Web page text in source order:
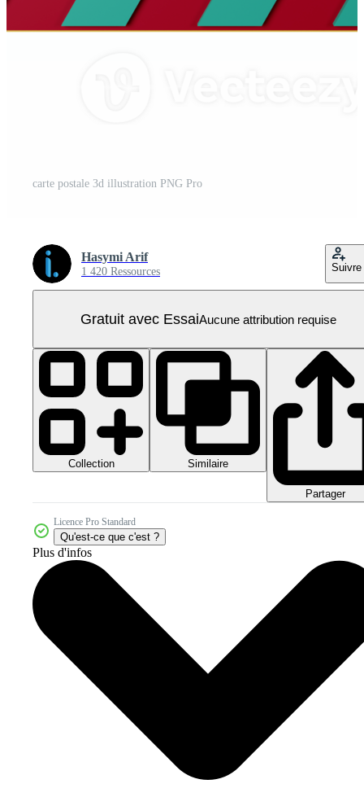
carte postale 3d illustration PNG Pro
Hasymi Arif
1 420 Ressources Suivre
Gratuit avec EssaiAucune attribution requise
Collection Similaire
Partager
Licence Pro Standard
Qu'est-ce que c'est ?
Plus d'infos